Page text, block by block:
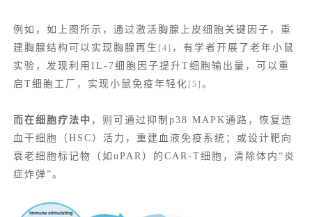
例如，如上图所示，通过激活 胸腺上皮 细胞关键因子，重
建胸腺结构可以实现胸腺再生 [4] ，有学者开展了老年小鼠
实验，发现利用IL-7细胞因子提升T细胞输出量，可以重
启T细胞工厂，实现小鼠免疫年轻化 [5] 。
而在细胞疗法中 ，则可通过抑制p38 MAPK通路，恢复造
血干细胞（HSC）活力，重建血液免疫系统；或设计靶向
衰老细胞标记物（如uPAR）的CAR-T细胞，清除体内“炎
症炸弹”。